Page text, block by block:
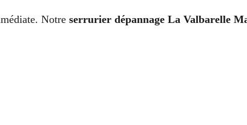
Notre serrurier dépannage La Valbarelle